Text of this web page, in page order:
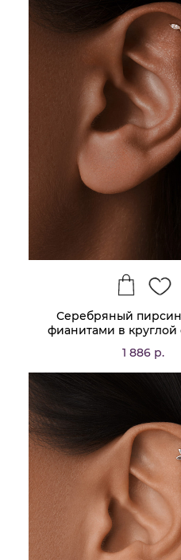
Серебряный
фианитами в круглой
1 886 р.